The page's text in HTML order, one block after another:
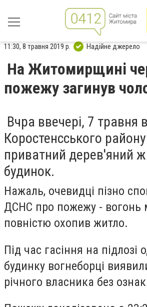
11:30, 8 травня 2019 р. Надійне джерело
На Житомирщині
пожежу загинув
Вчра ввечері, 7 травня
Коростенсського району
приватний дерев'яний
будинок.
Нажаль, очевидці пізно
ДСНС про пожежу - вогонь
повністю охопив житло.
Під час гасіння на підлозі
будинку вогнеборці
річного власника без